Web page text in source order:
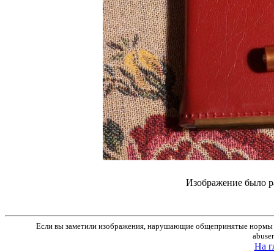
Изображение было
Если вы заметили изображения, нарушающие общепринятые нормы
На